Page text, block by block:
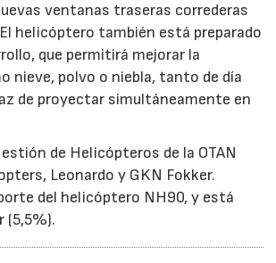
ventanas traseras correderas
helicóptero también está preparado
que permitirá mejorar la
nieve, polvo o niebla, tanto de día
de proyectar simultáneamente en
de Helicópteros de la OTAN
Leonardo y GKN Fokker.
del helicóptero NH90, y está
(5,5%).